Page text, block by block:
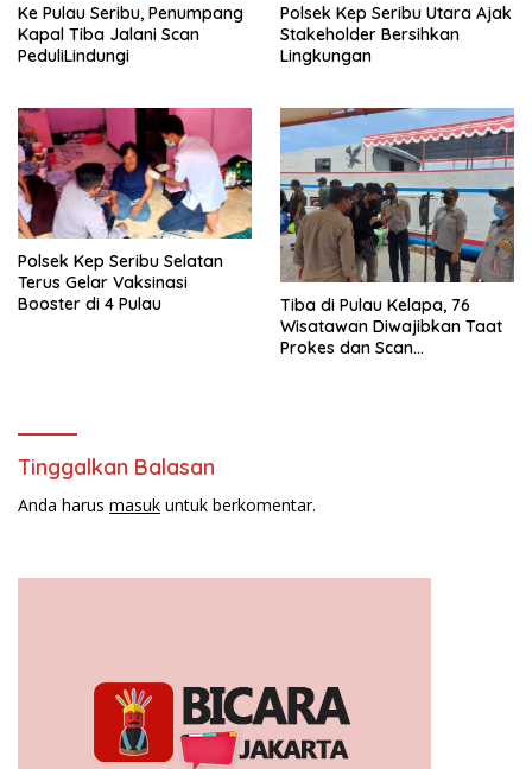
Ke Pulau Seribu, Penumpang
Kapal Tiba Jalani Scan
PeduliLindungi
Polsek Kep Seribu Utara Ajak
Stakeholder Bersihkan
Lingkungan
Polsek Kep Seribu Selatan
Terus Gelar Vaksinasi
Booster di 4 Pulau
Tiba di Pulau Kelapa, 76
Wisatawan Diwajibkan Taat
Prokes dan Scan
Tinggalkan Balasan
Anda harus masuk untuk berkomentar.